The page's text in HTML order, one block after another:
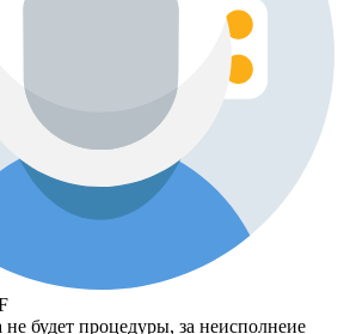
будет процедуры, за неисполнеие